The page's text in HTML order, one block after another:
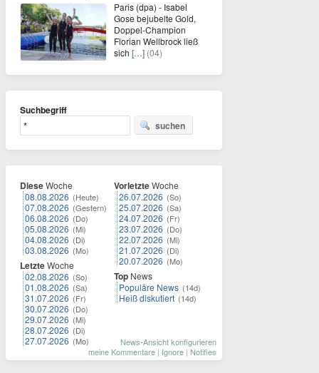
Paris (dpa) - Isabel
Gose bejubelte Gold,
Doppel-Champion
Florian Wellbrock ließ
sich […] (04)
Suchbegriff
suchen
DieseWoche
08.08.2026 (Heute)
07.08.2026 (Gestern)
06.08.2026 (Do)
05.08.2026 (Mi)
04.08.2026 (Di)
03.08.2026 (Mo)
LetzteWoche
02.08.2026 (So)
01.08.2026 (Sa)
31.07.2026 (Fr)
30.07.2026 (Do)
29.07.2026 (Mi)
28.07.2026 (Di)
27.07.2026 (Mo)
VorletzteWoche
26.07.2026 (So)
25.07.2026 (Sa)
24.07.2026 (Fr)
23.07.2026 (Do)
22.07.2026 (Mi)
21.07.2026 (Di)
20.07.2026 (Mo)
Top News
Populäre News (14d)
Heiß diskutiert (14d)
News-Ansicht konfigurieren
meine Kommentare | Ignore | Notifies